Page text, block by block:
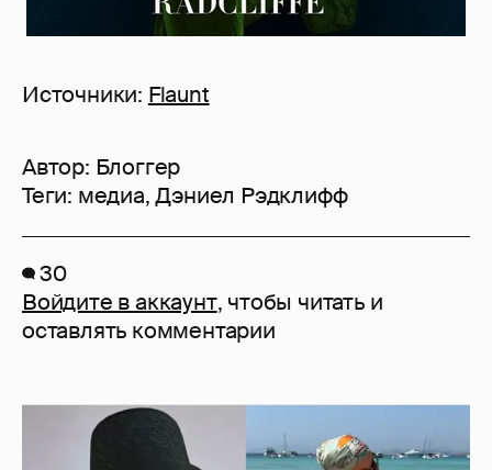
Источники: Flaunt
Автор: Блоггер
Теги: медиа,Дэниел Рэдклифф
30
Войдите в аккаунт, чтобы читать и
оставлять комментарии